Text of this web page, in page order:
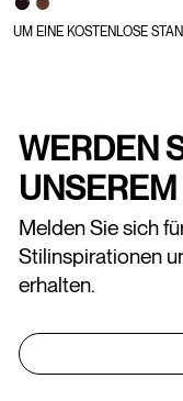
UM EINE KOSTENLOSE
WERDEN
Melden Sie sich
Stilinspirationen
erhalten.